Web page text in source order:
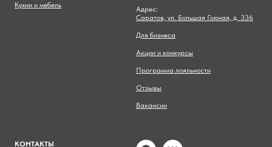
Кухни и мебель
Адрес:
Саратов, ул. Большая Горная, д. 336
Для бизнеса
Акции и конкурсы
Программа лояльности
Отзывы
Вакансии
КОНТАКТЫ